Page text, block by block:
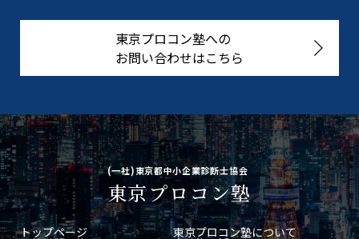
東京プロコン塾への
お問い合わせはこちら
(一社)東京都中小企業診断士協会
東京プロコン塾
トップページ 東京プロコン塾について